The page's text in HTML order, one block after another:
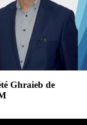
Ghraieb de